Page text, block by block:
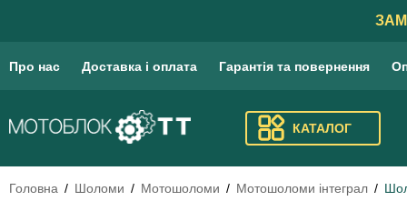
Про нас Доставка і оплата Гарантія та повернення
КАТАЛОГ
Головна Шоломи Мотошоломи Мотошоломи інтеграл